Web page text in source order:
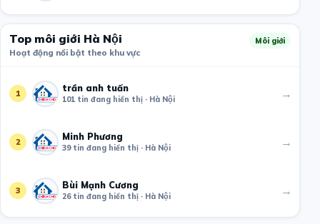
Top môi giới Hà Nội
Hoạt động nổi bật theo khu vực
Môi giới
1 trần anh tuấn
101 tin đang hiển thị · Hà Nội →
2 Minh Phương
39 tin đang hiển thị · Hà Nội →
3 Bùi Mạnh Cương
26 tin đang hiển thị · Hà Nội →